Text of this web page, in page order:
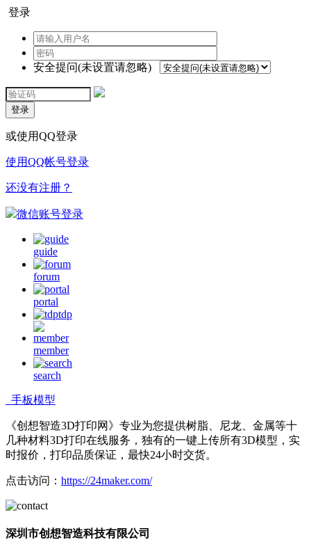
登录
安全提问(未设置请忽略)
登录
或使用QQ登录
使用QQ帐号登录
还没有注册？
微信账号登录
guide
forum
portal
tdp
member
search
手板模型
《创想智造3D打印网》专业为您提供树脂、尼龙、金属等十
几种材料3D打印在线服务，独有的一键上传所有3D模型，实
时报价，打印品质保证，最快24小时交货。
点击访问： https://24maker.com/
深圳市创想智造科技有限公司